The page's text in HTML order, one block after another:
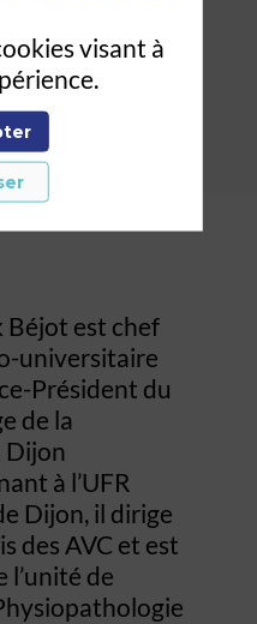
Président du
Directoire en
charge de la
Recherche
Béjot est chef
universitaire
Président du
de la
Dijon
à l’UFR
Dijon, il dirige
des AVC et est
de
visant à